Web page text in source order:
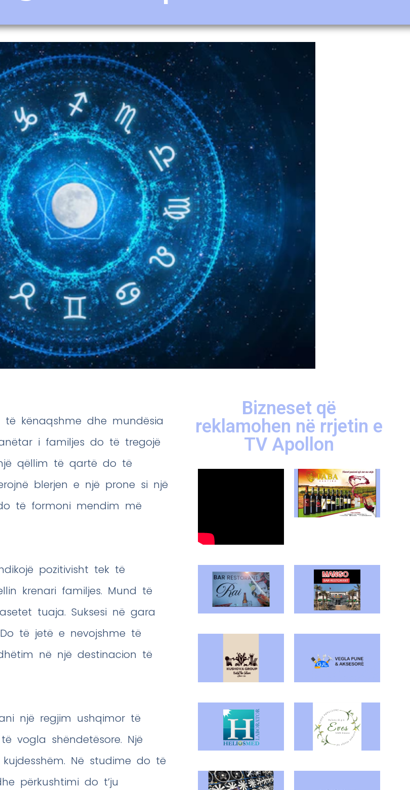
kënaqshme dhe mundësia
i familjes do të tregojë
qëllim të qartë do të
blerjen e një prone si një
të formoni mendim më
pozitivisht tek të
krenari familjes. Mund të
tuaja. Suksesi në gara
të jetë e nevojshme të
në një destinacion të
një regjim ushqimor të
vogla shëndetësore. Një
Në studime do të
përkushtimi do t’ju
Bizneset që
reklamohen në rrjetin e
TV Apollon